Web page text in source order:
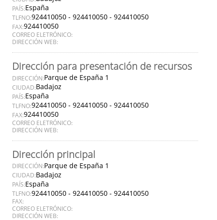
PAÍS:España
TLFNO:924410050 - 924410050 - 924410050
FAX:924410050
CORREO ELETRÓNICO:
DIRECCIÓN WEB:
Dirección para presentación de recursos
DIRECCIÓN:Parque de España 1
CIUDAD:Badajoz
PAÍS:España
TLFNO:924410050 - 924410050 - 924410050
FAX:924410050
CORREO ELETRÓNICO:
DIRECCIÓN WEB:
Dirección principal
DIRECCIÓN:Parque de España 1
CIUDAD:Badajoz
PAÍS:España
TLFNO:924410050 - 924410050 - 924410050
FAX:
CORREO ELETRÓNICO:
DIRECCIÓN WEB: